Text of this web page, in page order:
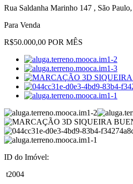
Rua Saldanha Marinho 147 , São
Para Venda
R$50.000,00 POR MÊS
ID do Imóvel:
t2004